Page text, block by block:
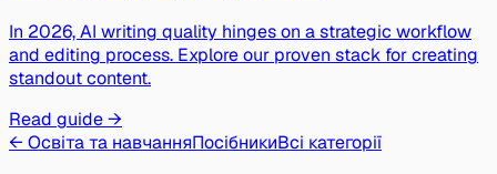
In 2026, AI writing quality hinges on a strategic workflow
and editing process. Explore our proven stack for creating
standout content.
Read guide →
← Освіта та навчанняПосібникиВсі категорії